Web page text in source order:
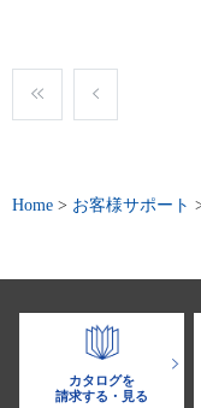
Home > お客様サポート
カタログを
請求する・見る